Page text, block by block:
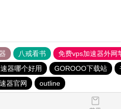
八戒看书 免费vps加速器外网
器哪个好用 GOROOO下载站
器官网 outline